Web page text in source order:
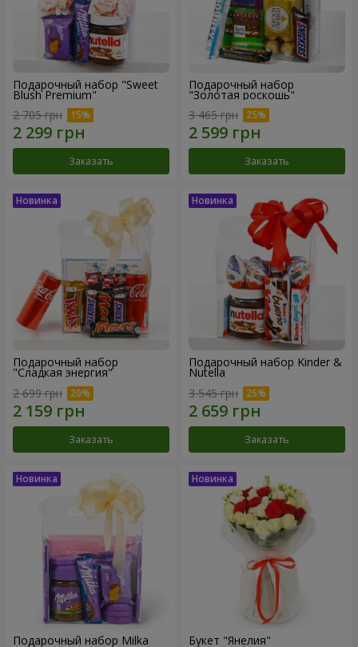
Подарочный набор "Sweet
Blush Premium"
2 705 грн
Заказать
Подарочный набор
"Золотая роскошь"
3 465 грн
Заказать
Подарочный набор
"Сладкая энергия"
2 699 грн
Заказать
Подарочный набор Kinder &
Nutella
3 545 грн
Заказать
Подарочный набор Milka Букет "Янелия"